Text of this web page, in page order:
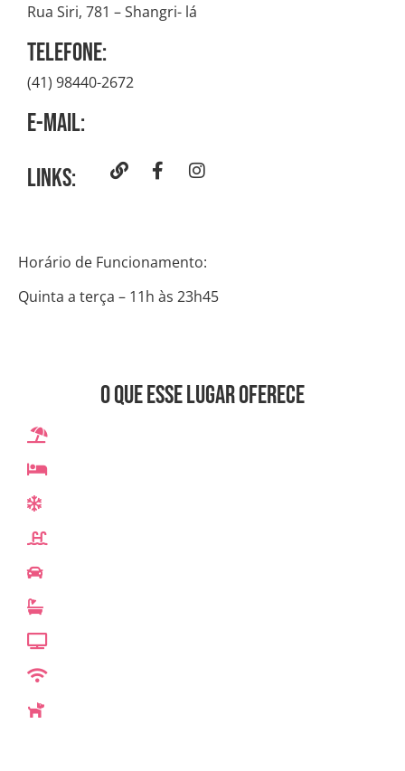
Rua Siri, 781 – Shangri- lá
Telefone:
(41) 98440-2672
E-mail:
Links:
Horário de Funcionamento:
Quinta a terça – 11h às 23h45
O que esse lugar oferece